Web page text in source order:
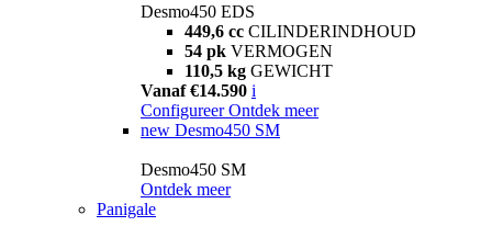
Desmo450 EDS
449,6 cc CILINDERINDHOUD
54 pk VERMOGEN
110,5 kg GEWICHT
Vanaf €14.590 i
Configureer Ontdek meer
new Desmo450 SM
Desmo450 SM
Ontdek meer
Panigale